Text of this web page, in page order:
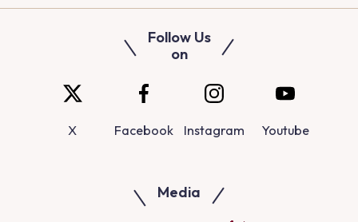
Follow Us
on
X Facebook Instagram Youtube
Media